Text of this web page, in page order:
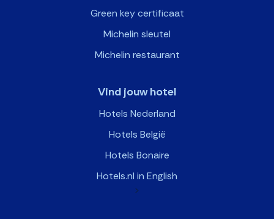
Green key certificaat
Michelin sleutel
Michelin restaurant
Vind jouw hotel
Hotels Nederland
Hotels België
Hotels Bonaire
Hotels.nl in English
>